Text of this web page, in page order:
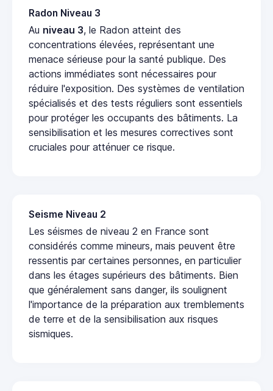
Radon Niveau 3
Au niveau 3, le Radon atteint des
concentrations élevées, représentant une
menace sérieuse pour la santé publique. Des
actions immédiates sont nécessaires pour
réduire l'exposition. Des systèmes de ventilation
spécialisés et des tests réguliers sont essentiels
pour protéger les occupants des bâtiments. La
sensibilisation et les mesures correctives sont
cruciales pour atténuer ce risque.
Seisme Niveau 2
Les séismes de niveau 2 en France sont
considérés comme mineurs, mais peuvent être
ressentis par certaines personnes, en particulier
dans les étages supérieurs des bâtiments. Bien
que généralement sans danger, ils soulignent
l'importance de la préparation aux tremblements
de terre et de la sensibilisation aux risques
sismiques.